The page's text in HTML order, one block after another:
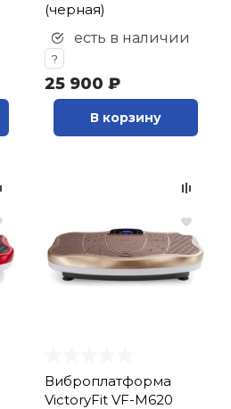
(черная)
есть в наличии
?
25 900 ₽
В корзину
Виброплатформа
VictoryFit VF-M620